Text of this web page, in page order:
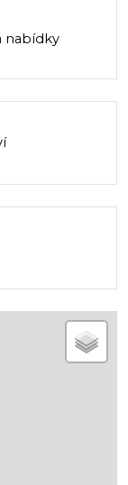
nabídky